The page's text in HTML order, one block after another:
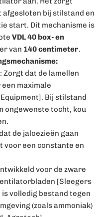
bij stilstand en
start. Dit mechanisme is
VDL 40 box- en
van 140 centimeter.
: Zorgt dat de lamellen
maximale
Bij stilstand
ongewenste tocht, kou
de jaloezieën gaan
voor een constante en
voor de zware
[Sleegers
volledig bestand tegen
(zoals ammoniak)